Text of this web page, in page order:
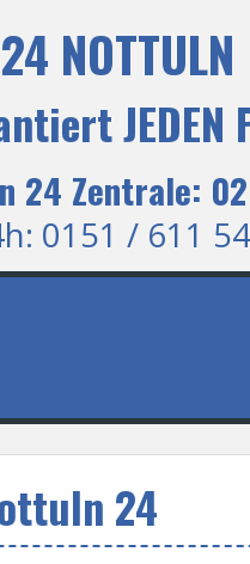
JEDEN
24 Zentrale:
0151 / 611
24